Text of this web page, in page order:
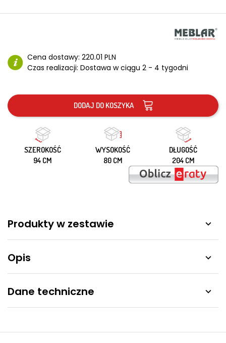
Cena dostawy: 220.01 PLN
Czas realizacji: Dostawa w ciągu 2 - 4 tygodni
DODAJ DO KOSZYKA
SZEROKOŚĆ
94 CM
WYSOKOŚĆ
80 CM
DŁUGOŚĆ
204 CM
Produkty w zestawie 
Opis 
Dane techniczne 